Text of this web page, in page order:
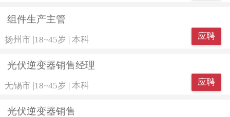
组件生产主管
扬州市 |18~45岁 | 本科 应聘
光伏逆变器销售经理
无锡市 18~45岁 本科 应聘
光伏逆变器销售